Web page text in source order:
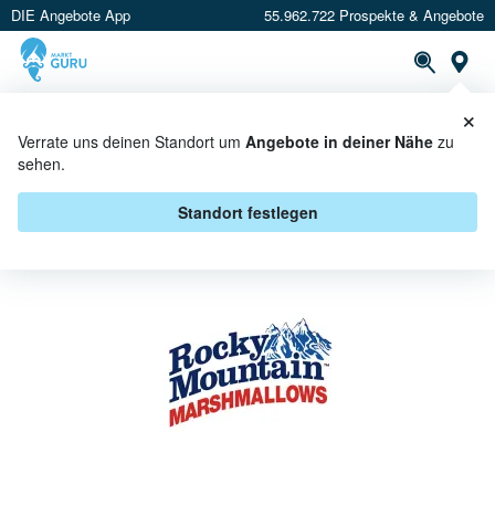
DIE Angebote App 55.962.722 Prospekte & Angebote
Verrate uns deinen Standort um Angebote in deiner Nähe zu
sehen.
Standort festlegen
×
ROCKY MOUNTAIN ANGEBOTE &